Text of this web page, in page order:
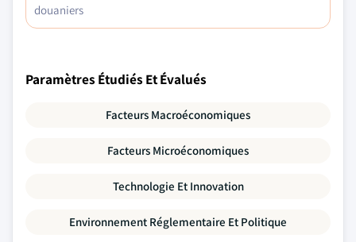
douaniers
Paramètres Étudiés Et Évalués
Facteurs Macroéconomiques
Facteurs Microéconomiques
Technologie Et Innovation
Environnement Réglementaire Et Politique